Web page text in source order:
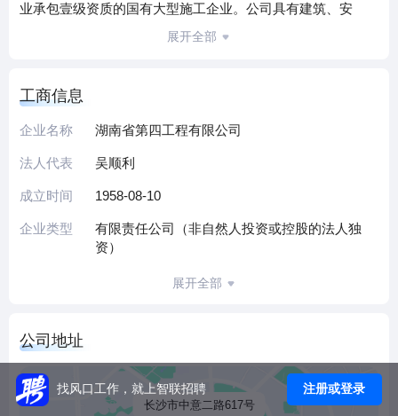
业承包壹级资质的国有大型施工企业。公司具有建筑、安
装、道路、桥梁、市政、水利、环保、消防、钢结构、装饰
项目需一名项目技术负责人，懂预算，懂签证，懂方案的编
制及审核，有充足的施工现场实际经验，人品正值
展开全部
工商信息
企业名称 湖南省第四工程有限公司
法人代表 吴顺利
成立时间 1958-08-10
企业类型
有限责任公司（非自然人投资或控股的法人独
资）
展开全部
公司地址
长沙市中意二路617号
找风口工作，就上智联招聘 注册或登录